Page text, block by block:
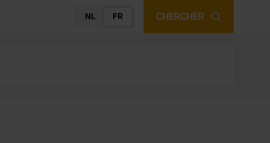
NL FR CHERCHER